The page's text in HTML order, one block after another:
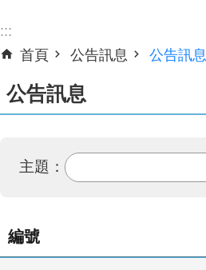
:::
首頁
公告訊息 公告訊息
公告訊息
主題：
編號